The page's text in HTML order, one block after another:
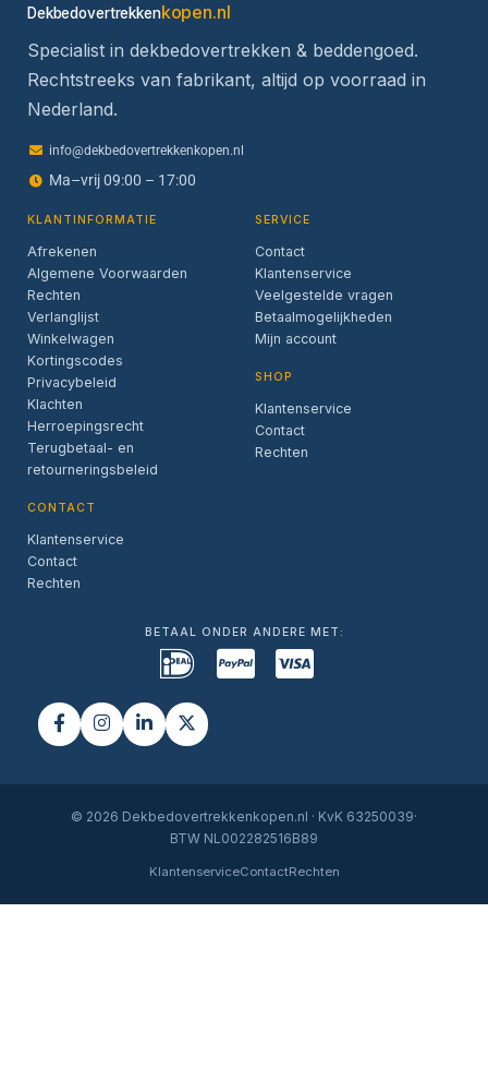
Dekbedovertrekkenkopen.nl
Specialist in dekbedovertrekken & beddengoed.
Rechtstreeks van fabrikant, altijd op voorraad in
Nederland.
info@dekbedovertrekkenkopen.nl
Ma–vrij 09:00 – 17:00
KLANTINFORMATIE
Afrekenen
Algemene Voorwaarden
Rechten
Verlanglijst
Winkelwagen
Kortingscodes
Privacybeleid
Klachten
Herroepingsrecht
Terugbetaal- en
retourneringsbeleid
CONTACT
Klantenservice
Contact
Rechten
SERVICE
Contact
Klantenservice
Veelgestelde vragen
Betaalmogelijkheden
Mijn account
SHOP
Klantenservice
Contact
Rechten
BETAAL ONDER ANDERE MET:
© 2026 Dekbedovertrekkenkopen.nl · KvK 63250039·
BTW NL002282516B89
KlantenserviceContactRechten